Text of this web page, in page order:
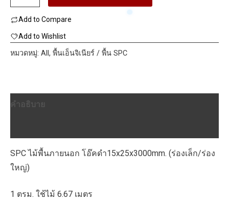
SPC
ไม้
พื้น
ภายนอก
15x25x3000mm
Add to Compare
Add to Wishlist
หมวดหมู่: All , พื้นเอ็นจิเนียร์ / พื้น SPC
คำอธิบาย
SPC ไม้พื้นภายนอก โอ๊คดำ15x25x3000mm. (ร่องเล็ก/ร่อง
ใหญ่)
1 ตรม. ใช้ไม้ 6.67 เมตร